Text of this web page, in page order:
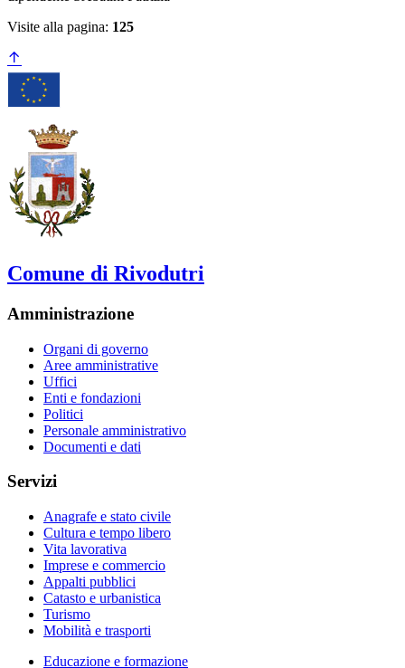
Visite alla pagina: 125
Comune di Rivodutri
Amministrazione
Organi di governo
Aree amministrative
Uffici
Enti e fondazioni
Politici
Personale amministrativo
Documenti e dati
Servizi
Anagrafe e stato civile
Cultura e tempo libero
Vita lavorativa
Imprese e commercio
Appalti pubblici
Catasto e urbanistica
Turismo
Mobilità e trasporti
Educazione e formazione